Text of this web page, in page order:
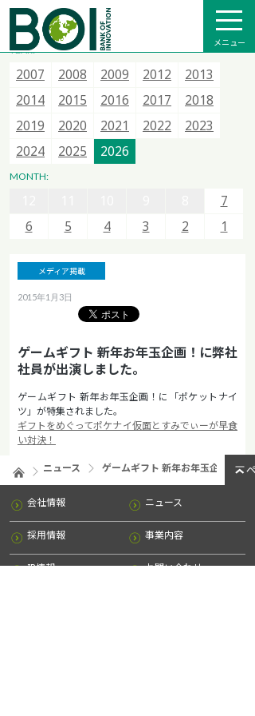
メニュー
全て プレスリリース インフォ
YEAR:
2007 2008 2009 2012
2013
2014
2015 2016 2017
2018
2019
2020 2021 2022
2023
2024
2025 2026
MONTH:
7
6
5 4 3 2 1
2007 2008 2009 2012
2013
2014
2015 2016 2017
2018
2019
2020 2021 2022
2023
2024
2025 2026
7
6
5 4 3 2 1
2007 2008 2013 2014 2015
12 11 10 9 8
6
5 4
2015 2016 2017 2018
2020
2021
2022 2023 2024
2025
2026
12
1
メディア掲載
2015年1月3日
ゲームギフト 新年お年玉企画！に弊社
社員が出演しました。
ゲームギフト 新年お年玉企画！に「ポケットナイ
ツ」が特集されました。
ギフトをめぐってポケナイ仮面とすみでぃーが早食
い対決！
ニュース ゲームギフト 新年お年玉企画！に
会社情報 ニュース
採用情報 事業内容
IR情報 お問い合わせ